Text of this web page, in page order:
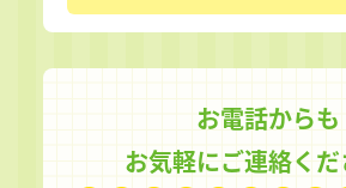
お電話からも
お気軽にご連絡くだ